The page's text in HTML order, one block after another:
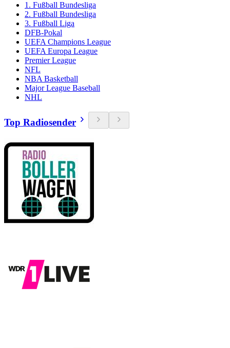
1. Fußball Bundesliga
2. Fußball Bundesliga
3. Fußball Liga
DFB-Pokal
UEFA Champions League
UEFA Europa League
Premier League
NFL
NBA Basketball
Major League Baseball
NHL
Top Radiosender